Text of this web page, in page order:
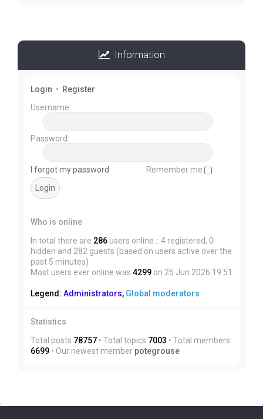
Information
Login • Register
Username:
Password:
I forgot my password Remember me
Who is online
In total there are 286 users online :: 4 registered, 0
hidden and 282 guests (based on users active over the
past 5 minutes)
Most users ever online was 4299 on 25 Jun 2026 19:51
Legend: Administrators, Global moderators
Statistics
Total posts 78757 • Total topics 7003 • Total members
6699 • Our newest member potegrouse